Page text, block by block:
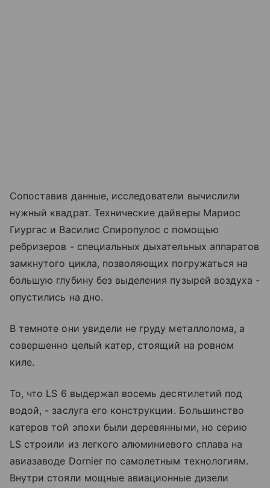
Сопоставив данные, исследователи вычислили
нужный квадрат. Технические дайверы Мариос
Гиургас и Василис Спиропулос с помощью
ребризеров - специальных дыхательных аппаратов
замкнутого цикла, позволяющих погружаться на
большую глубину без выделения пузырей воздуха -
опустились на дно.
В темноте они увидели не груду металлолома, а
совершенно целый катер, стоящий на ровном
киле.
То, что LS 6 выдержал восемь десятилетий под
водой, - заслуга его конструкции. Большинство
катеров той эпохи были деревянными, но серию
LS строили из легкого алюминиевого сплава на
авиазаводе Dornier по самолетным технологиям.
Внутри стояли мощные авиационные дизели